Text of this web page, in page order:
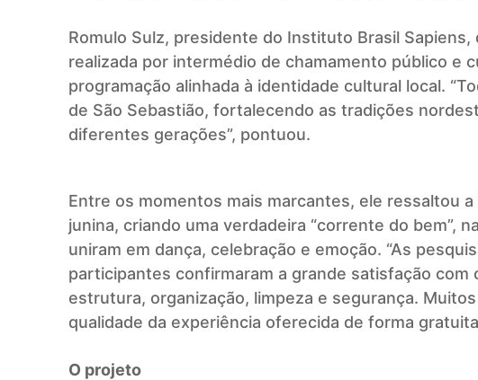
Romulo Sulz, presidente do Instituto Brasil
realizada por intermédio de chamamento público e
programação alinhada à identidade cultural local.
de São Sebastião, fortalecendo as tradições
diferentes gerações”, pontuou.
Entre os momentos mais marcantes, ele ressaltou
junina, criando uma verdadeira “corrente do bem”,
uniram em dança, celebração e emoção. “As
participantes confirmaram a grande satisfação com
estrutura, organização, limpeza e segurança.
qualidade da experiência oferecida de forma
O projeto